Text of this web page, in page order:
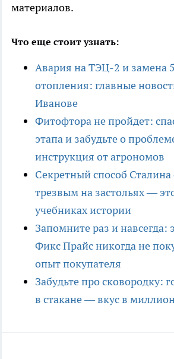
материалов.
Что еще стоит узнать:
Авария на ТЭЦ-2 и замена
отопления: главные
Иванове
Фитофтора не пройдет:
этапа и забудьте о
инструкция от агрономов
Секретный способ Сталина
трезвым на застольях —
учебниках истории
Запомните раз и навсегда:
Фикс Прайс никогда не
опыт покупателя
Забудьте про сковородку:
в стакане — вкус в